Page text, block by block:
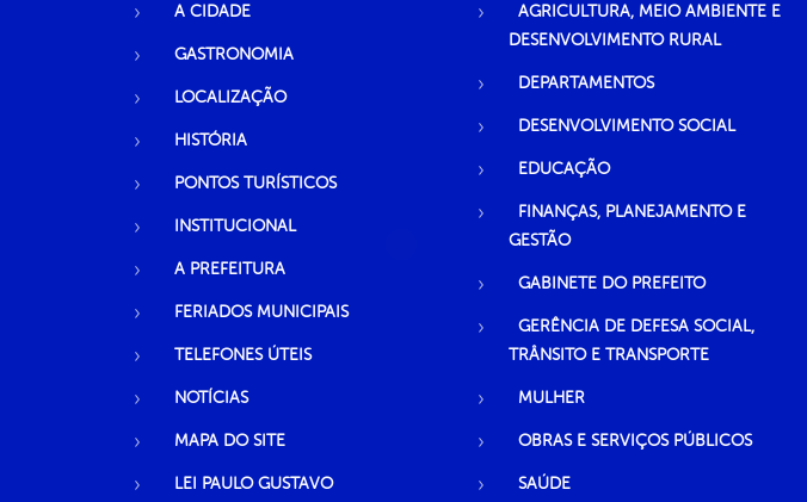
A CIDADE
GASTRONOMIA
LOCALIZAÇÃO
HISTÓRIA
PONTOS TURÍSTICOS
INSTITUCIONAL
A PREFEITURA
FERIADOS MUNICIPAIS
TELEFONES ÚTEIS
NOTÍCIAS
MAPA DO SITE
LEI PAULO GUSTAVO
AGRICULTURA, MEIO AMBIENTE E
DESENVOLVIMENTO RURAL
DEPARTAMENTOS
DESENVOLVIMENTO SOCIAL
EDUCAÇÃO
FINANÇAS, PLANEJAMENTO E
GESTÃO
GABINETE DO PREFEITO
GERÊNCIA DE DEFESA SOCIAL,
TRÂNSITO E TRANSPORTE
MULHER
OBRAS E SERVIÇOS PÚBLICOS
SAÚDE